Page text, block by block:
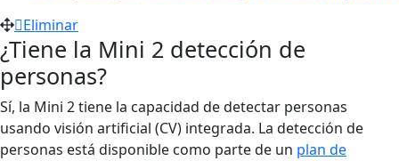
Eliminar
¿Tiene la Mini 2 detección de
personas?
Sí, la Mini 2 tiene la capacidad de detectar personas
usando visión artificial (CV) integrada. La detección de
personas está disponible como parte de un plan de